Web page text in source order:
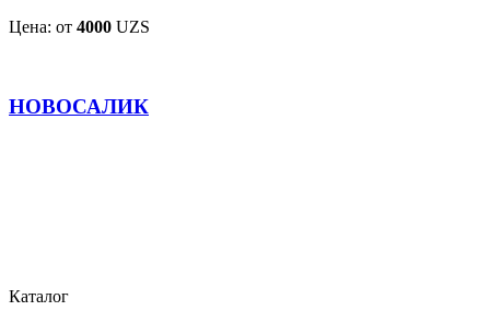
Цена: от 4000 UZS
НОВОСАЛИК
Каталог